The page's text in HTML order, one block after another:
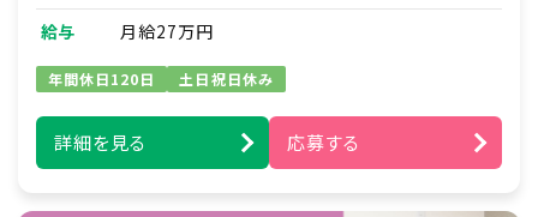
・年齢に応じた保育・見守り
・生活習慣のサポート（食事・午睡・排泄など）
・保護者（社員）への連絡・コミュニケーション
※弊社が運営する保育園（企業主導型・認可保
育所）での勤務をお願いすることがあります。
給与
月給27万円
年間休日120日 土日祝日休み
詳細を見る 応募する